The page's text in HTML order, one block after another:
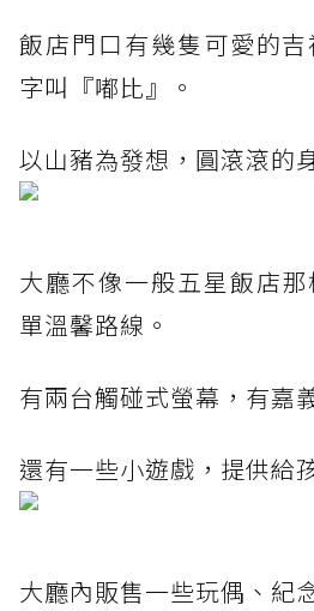
飯店門口有幾隻可愛的
字叫『嘟比』。
以山豬為發想，圓滾滾的
大廳不像一般五星飯店
單溫馨路線。
有兩台觸碰式螢幕，有嘉
還有一些小遊戲，提供給
大廳內販售一些玩偶、紀